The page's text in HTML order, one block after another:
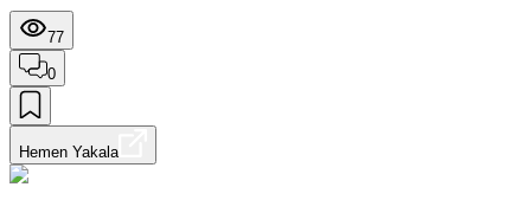
77
0
Hemen Yakala